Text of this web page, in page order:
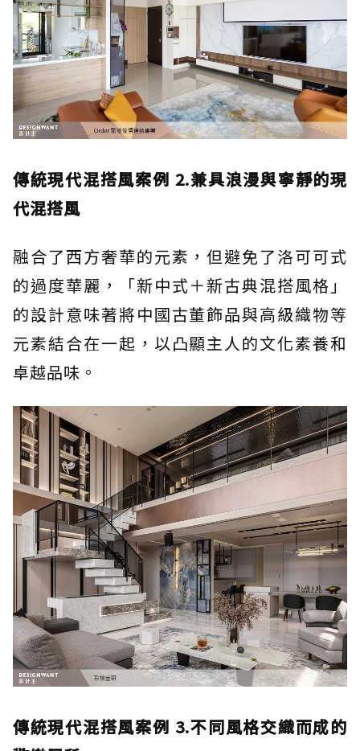
傳統現代混搭風案例 2.兼具浪漫與寧靜的現
代混搭風
融合了西方奢華的元素，但避免了洛可可式
的過度華麗，「新中式＋新古典混搭風格」
的設計意味著將中國古董飾品與高級織物等
元素結合在一起，以凸顯主人的文化素養和
卓越品味。
傳統現代混搭風案例 3.不同風格交織而成的